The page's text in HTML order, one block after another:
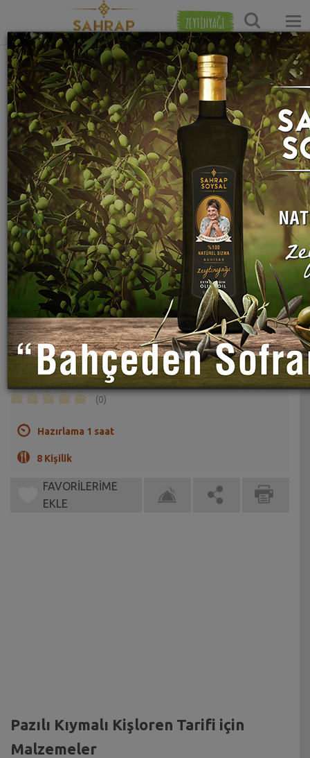
ZEYTİNYAĞI
Ana Sayfa Hamur İşi Tarifleri
Pazılı Kıymalı Kişloren Tarifi
Sahrap Soysal
Dilerseniz bu tarifi ıspanak ile de yapabilirsiniz.
(0)
Hazırlama 1 saat
8 Kişilik
FAVORİLERİME
EKLE
Pazılı Kıymalı Kişloren Tarifi için
Malzemeler